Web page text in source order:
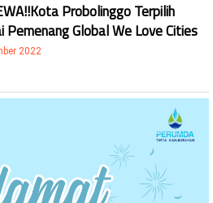
Probolinggo Terpilih
Pemenang Global We Love Cities
2022